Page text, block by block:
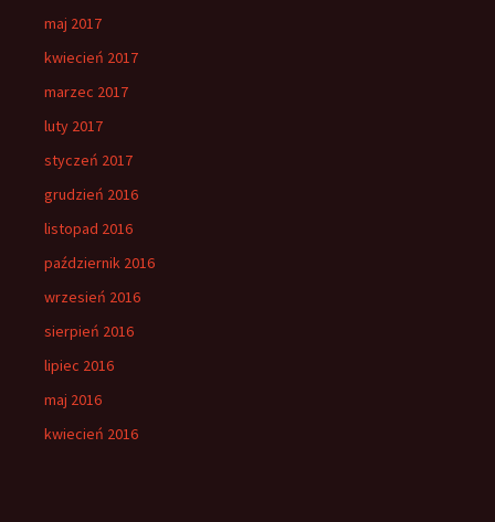
maj 2017
kwiecień 2017
marzec 2017
luty 2017
styczeń 2017
grudzień 2016
listopad 2016
październik 2016
wrzesień 2016
sierpień 2016
lipiec 2016
maj 2016
kwiecień 2016